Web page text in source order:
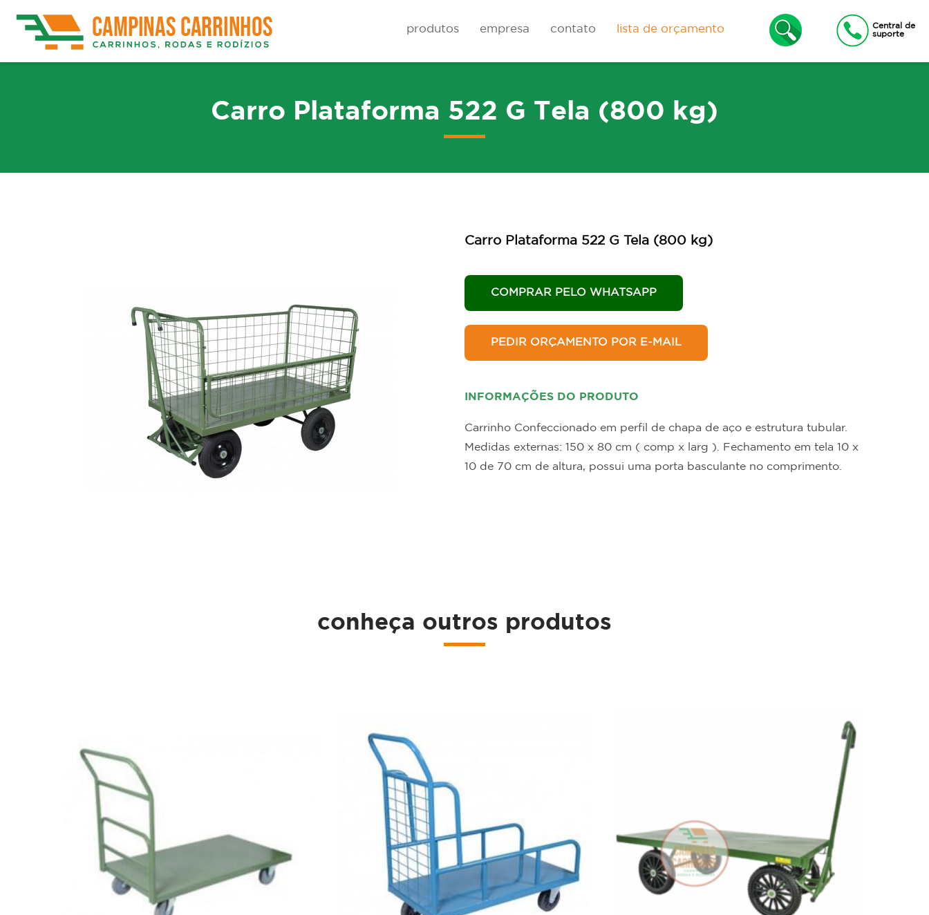
Central de
suporte
produtos
Caixas e Baldes Pallets e Estrados Estantes para Bin
empresa contato lista de orçamento
Carro Plataforma 522 G Tela (800 kg)
Carro Plataforma 522 G Tela (800 kg)
COMPRAR PELO WHATSAPP
PEDIR ORÇAMENTO POR E-MAIL
INFORMAÇÕES DO PRODUTO
Carrinho Confeccionado em perfil de chapa de aço e estrutura tubular.
Medidas externas: 150 x 80 cm ( comp x larg ). Fechamento em tela 10 x
10 de 70 cm de altura, possui uma porta basculante no comprimento.
conheça outros produtos